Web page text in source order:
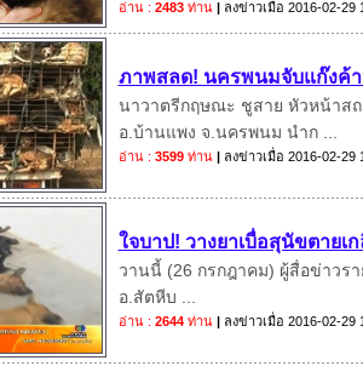
อ่าน : 2483ท่าน | ลงข่าวเมื่อ 2016-02-29
ภาพสลด! นครพนมจับแก๊งค้
นาวาตรีกฤษณะ ชูสาย หัวหน้าสถ
อ.บ้านแพง จ.นครพนม นำก ...
อ่าน : 3599ท่าน | ลงข่าวเมื่อ 2016-02-29
ใจบาป! วางยาเบื่อสุนัขตายเ
วานนี้ (26 กรกฎาคม) ผู้สื่อข่าวร
อ.สัตหีบ ...
อ่าน : 2644ท่าน | ลงข่าวเมื่อ 2016-02-29